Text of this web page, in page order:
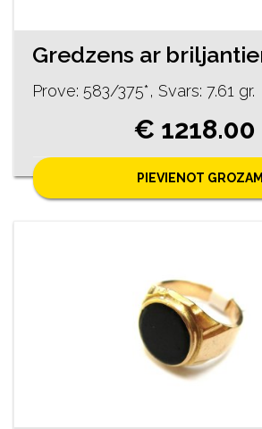
Prove: 583/375*, Svars: 7.61 gr.
€ 1218.00
PIEVIENOT GROZAM